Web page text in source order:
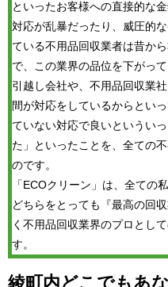
といったお客様への直接的な
対応が乱暴だったり、威圧的
ている不用品回収業者は昔か
で、この業界の品位を下がっ
引越し会社や、不用品回収業
間が対応をしているからとい
ていない対応で良いというい
た」といったことを、全ての
のです。
「ECOクリーン」は、全ての
どちらをとっても『最高の回
く不用品回収業界のプロとし
す。
綾町内どこでもあ